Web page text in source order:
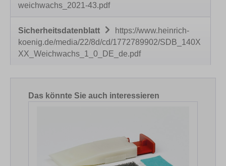
weichwachs_2021-43.pdf
Sicherheitsdatenblatt
https://www.heinrich-
koenig.de/media/22/8d/cd/1772789902/SDB_140X
XX_Weichwachs_1_0_DE_de.pdf
Produktgalerie überspringen
Das könnte Sie auch interessieren